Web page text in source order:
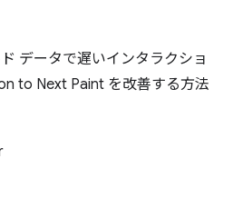
データで遅いインタラクショ
to Next Paint を改善する方法